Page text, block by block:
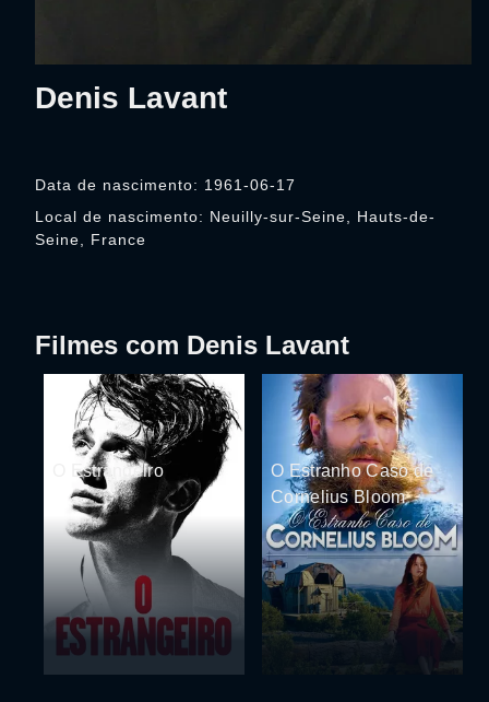
Denis Lavant
Data de nascimento: 1961-06-17
Local de nascimento: Neuilly-sur-Seine, Hauts-de-
Seine, France
Filmes com Denis Lavant
O Estrangeiro
O Estranho Caso de
Cornelius Bloom